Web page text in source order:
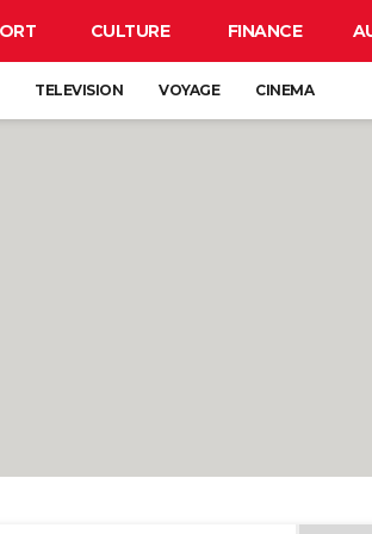
CULTURE FINANCE
TELEVISION VOYAGE CINEMA